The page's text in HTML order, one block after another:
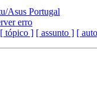
Asus Portugal
erro
[ tópico ] [ assunto ] [